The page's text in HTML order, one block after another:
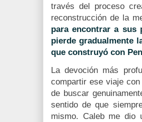
través del proceso
reconstrucción de la
para encontrar a sus
pierde gradualmente
que construyó con
La devoción más
compartir ese viaje
de buscar
sentido de que
mismo. Caleb me dio